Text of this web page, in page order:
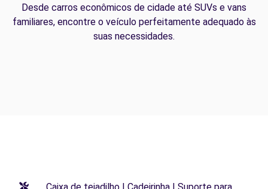
Desde carros econômicos de cidade até SUVs e vans
familiares, encontre o veículo perfeitamente adequado às
suas necessidades.